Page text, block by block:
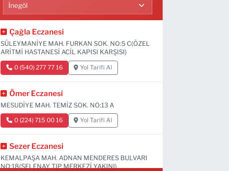
Çağla Eczanesi
SÜLEYMANİYE MAH. FURKAN SOK. NO:5 C(ÖZEL
ARİTMİ HASTANESİ ACİL KAPISI KARŞISI)
0 (540) 277 77 16 Yol Tarifi Al
Ömer Eczanesi
MESUDİYE MAH. TEMİZ SOK. NO:13 A
0 (224) 715 00 16 Yol Tarifi Al
Sezer Eczanesi
KEMALPAŞA MAH. ADNAN MENDERES BULVARI
NO:18(SELENAY TIP MERKEZİ YAKINI)